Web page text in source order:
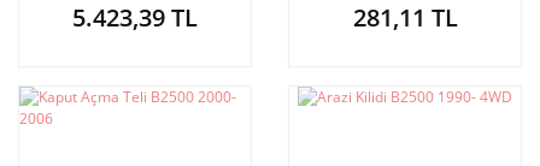
5.423,39 TL 281,11 TL